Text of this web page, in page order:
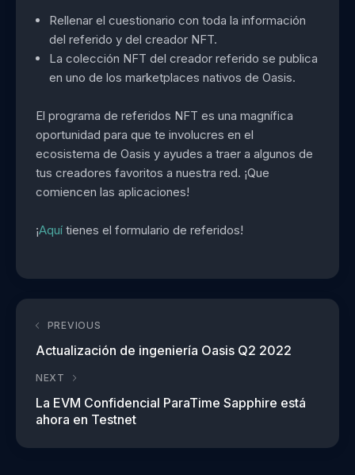
Rellenar el cuestionario con toda la información
del referido y del creador NFT.
La colección NFT del creador referido se publica
en uno de los marketplaces nativos de Oasis.
El programa de referidos NFT es una magnífica
oportunidad para que te involucres en el
ecosistema de Oasis y ayudes a traer a algunos de
tus creadores favoritos a nuestra red. ¡Que
comiencen las aplicaciones!
¡Aquí tienes el formulario de referidos!
PREVIOUS
Actualización de ingeniería Oasis Q2 2022
NEXT
La EVM Confidencial ParaTime Sapphire está
ahora en Testnet